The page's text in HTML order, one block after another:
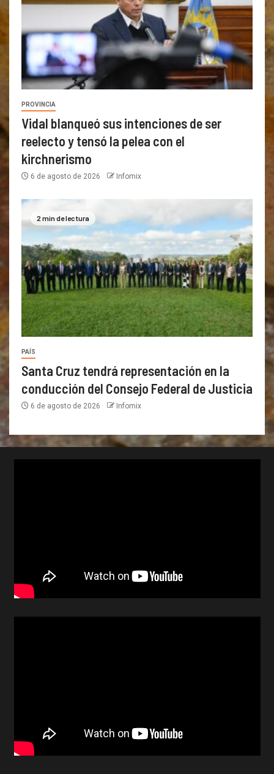
PROVINCIA
Vidal blanqueó sus intenciones de ser
reelecto y tensó la pelea con el
kirchnerismo
6 de agosto de 2026 Infomix
2 min de lectura
PAÍS
Santa Cruz tendrá representación en la
conducción del Consejo Federal de Justicia
6 de agosto de 2026 Infomix